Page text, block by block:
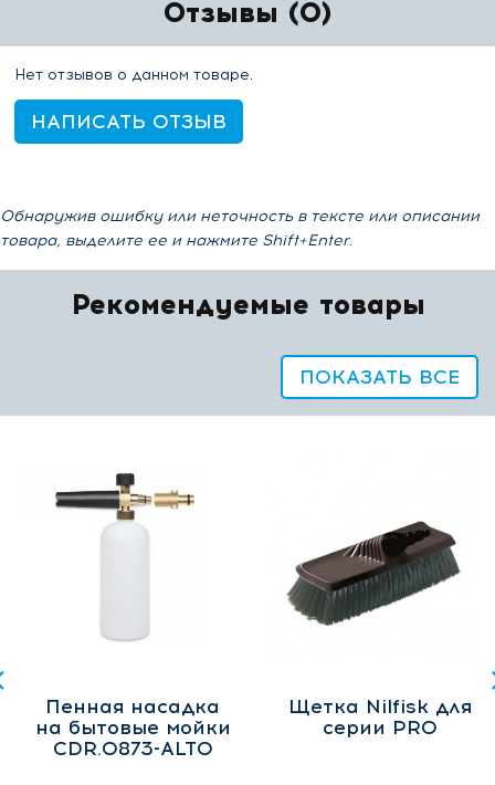
Отзывы (0)
Нет отзывов о данном товаре.
НАПИСАТЬ ОТЗЫВ
Обнаружив ошибку или неточность в тексте или описании
товара, выделите ее и нажмите Shift+Enter.
Рекомендуемые товары
ПОКАЗАТЬ ВСЕ
Пенная насадка
на бытовые мойки
CDR.0873-ALTO
Щетка Nilfisk для
серии PRO